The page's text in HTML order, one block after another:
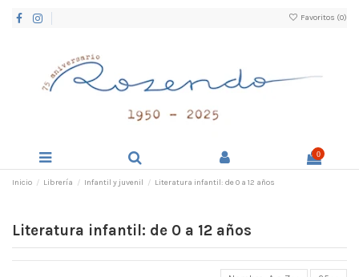
Favoritos (0)
0
Inicio Librería Infantil y juvenil Literatura infantil: de 0 a 12 años
Literatura infantil: de 0 a 12 años